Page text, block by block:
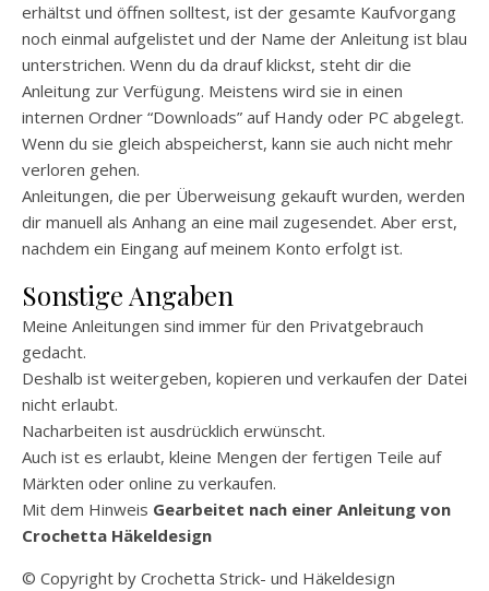
erhältst und öffnen solltest, ist der gesamte Kaufvorgang
noch einmal aufgelistet und der Name der Anleitung ist blau
unterstrichen. Wenn du da drauf klickst, steht dir die
Anleitung zur Verfügung. Meistens wird sie in einen
internen Ordner “Downloads” auf Handy oder PC abgelegt.
Wenn du sie gleich abspeicherst, kann sie auch nicht mehr
verloren gehen.
Anleitungen, die per Überweisung gekauft wurden, werden
dir manuell als Anhang an eine mail zugesendet. Aber erst,
nachdem ein Eingang auf meinem Konto erfolgt ist.
Sonstige Angaben
Meine Anleitungen sind immer für den Privatgebrauch
gedacht.
Deshalb ist weitergeben, kopieren und verkaufen der Datei
nicht erlaubt.
Nacharbeiten ist ausdrücklich erwünscht.
Auch ist es erlaubt, kleine Mengen der fertigen Teile auf
Märkten oder online zu verkaufen.
Mit dem Hinweis Gearbeitet nach einer Anleitung von
Crochetta Häkeldesign
© Copyright by Crochetta Strick- und Häkeldesign